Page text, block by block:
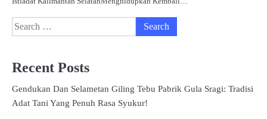
Search
for:
Recent Posts
Gendukan Dan Selametan Giling Tebu Pabrik Gula Sragi: Tradisi
Adat Tani Yang Penuh Rasa Syukur!